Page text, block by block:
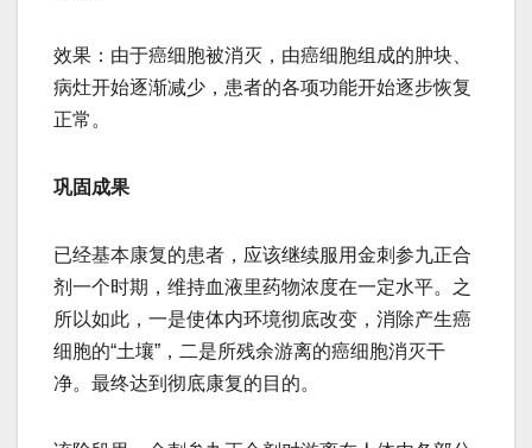
效果：由于癌细胞被消灭，由癌细胞组成的肿块、
病灶开始逐渐减少，患者的各项功能开始逐步恢复
正常。
巩固成果
已经基本康复的患者，应该继续服用金刺参九正合
剂一个时期，维持血液里药物浓度在一定水平。之
所以如此，一是使体内环境彻底改变，消除产生癌
细胞的“土壤”，二是所残余游离的癌细胞消灭干
净。最终达到彻底康复的目的。